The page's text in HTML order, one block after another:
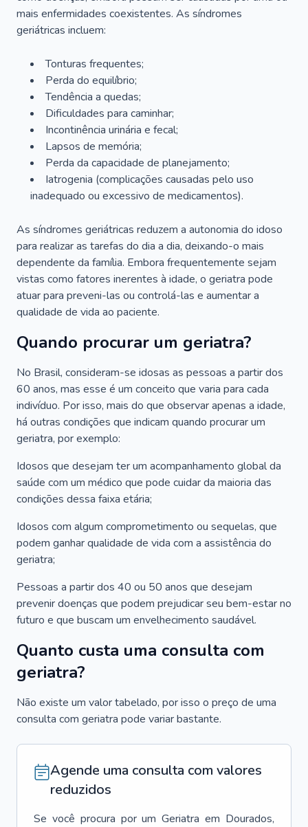
mais enfermidades coexistentes. As síndromes
geriátricas incluem:
Tonturas frequentes;
Perda do equilíbrio;
Tendência a quedas;
Dificuldades para caminhar;
Incontinência urinária e fecal;
Lapsos de memória;
Perda da capacidade de planejamento;
Iatrogenia (complicações causadas pelo uso
inadequado ou excessivo de medicamentos).
As síndromes geriátricas reduzem a autonomia do idoso
para realizar as tarefas do dia a dia, deixando-o mais
dependente da família. Embora frequentemente sejam
vistas como fatores inerentes à idade, o geriatra pode
atuar para preveni-las ou controlá-las e aumentar a
qualidade de vida ao paciente.
Quando procurar um geriatra?
No Brasil, consideram-se idosas as pessoas a partir dos
60 anos, mas esse é um conceito que varia para cada
indivíduo. Por isso, mais do que observar apenas a idade,
há outras condições que indicam quando procurar um
geriatra, por exemplo:
Idosos que desejam ter um acompanhamento global da
saúde com um médico que pode cuidar da maioria das
condições dessa faixa etária;
Idosos com algum comprometimento ou sequelas, que
podem ganhar qualidade de vida com a assistência do
geriatra;
Pessoas a partir dos 40 ou 50 anos que desejam
prevenir doenças que podem prejudicar seu bem-estar no
futuro e que buscam um envelhecimento saudável.
Quanto custa uma consulta com
geriatra?
Não existe um valor tabelado, por isso o preço de uma
consulta com geriatra pode variar bastante.
Agende uma consulta com valores
reduzidos
Se você procura por um Geriatra em Dourados,